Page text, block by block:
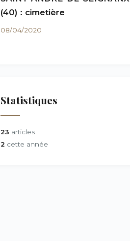
(40) : cimetière
08/04/2020
Statistiques
23 articles
2 cette année